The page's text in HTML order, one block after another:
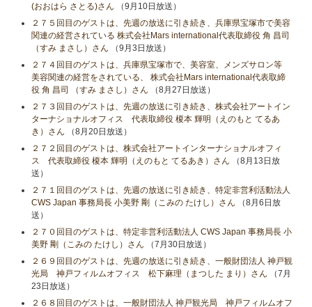
(おおはら さとる)さん （9月10日放送）
２７５回目のゲストは、先週の放送に引き続き、兵庫県宝塚市で美容
関連の経営されている 株式会社Mars international代表取締役 角 昌司
（すみ まさし）さん （9月3日放送）
２７４回目のゲストは、兵庫県宝塚市で、美容室、メンズサロン等
美容関連の経営をされている、 株式会社Mars international代表取締
役 角 昌司 （すみ まさし）さん （8月27日放送）
２７３回目のゲストは、先週の放送に引き続き、株式会社アートイン
ターナショナルオフィス 代表取締役 榎本 輝明（えのもと てるあ
き）さん （8月20日放送）
２７２回目のゲストは、株式会社アートインターナショナルオフィ
ス 代表取締役 榎本 輝明（えのもと てるあき）さん （8月13日放
送）
２７１回目のゲストは、先週の放送に引き続き、特定非営利活動法人
CWS Japan 事務局長 小美野 剛（こみの たけし）さん （8月6日放
送）
２７０回目のゲストは、特定非営利活動法人 CWS Japan 事務局長 小
美野 剛（こみの たけし）さん （7月30日放送）
２６９回目のゲストは、先週の放送に引き続き、一般財団法人 神戸観
光局 神戸フィルムオフィス 松下麻理（まつした まり）さん （7月
23日放送）
２６８回目のゲストは、一般財団法人 神戸観光局 神戸フィルムオフ